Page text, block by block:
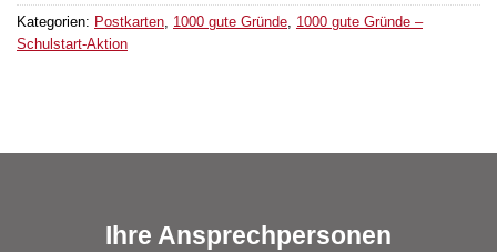
Kategorien: Postkarten, 1000 gute Gründe, 1000 gute Gründe –
Schulstart-Aktion
Ihre Ansprechpersonen